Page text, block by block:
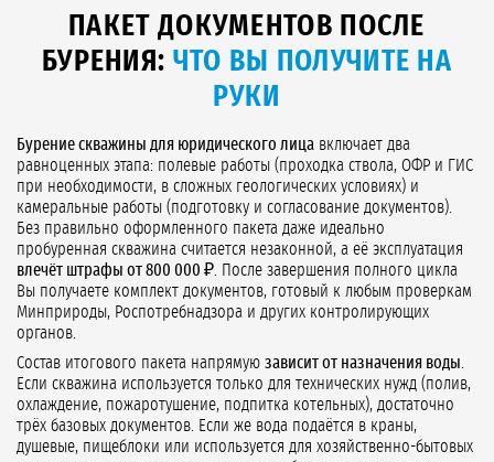
ПАКЕТ ДОКУМЕНТОВ ПОСЛЕ
БУРЕНИЯ: ЧТО ВЫ ПОЛУЧИТЕ НА
РУКИ
Бурение скважины для юридического лица включает два
равноценных этапа: полевые работы (проходка ствола, ОФР и ГИС
при необходимости, в сложных геологических условиях) и
камеральные работы (подготовку и согласование документов).
Без правильно оформленного пакета даже идеально
пробуренная скважина считается незаконной, а её эксплуатация
влечёт штрафы от 800 000 ₽. После завершения полного цикла
Вы получаете комплект документов, готовый к любым проверкам
Минприроды, Роспотребнадзора и других контролирующих
органов.
Состав итогового пакета напрямую зависит от назначения воды.
Если скважина используется только для технических нужд (полив,
охлаждение, пожаротушение, подпитка котельных), достаточно
трёх базовых документов. Если же вода подаётся в краны,
душевые, пищеблоки или используется для хозяйственно-бытовых